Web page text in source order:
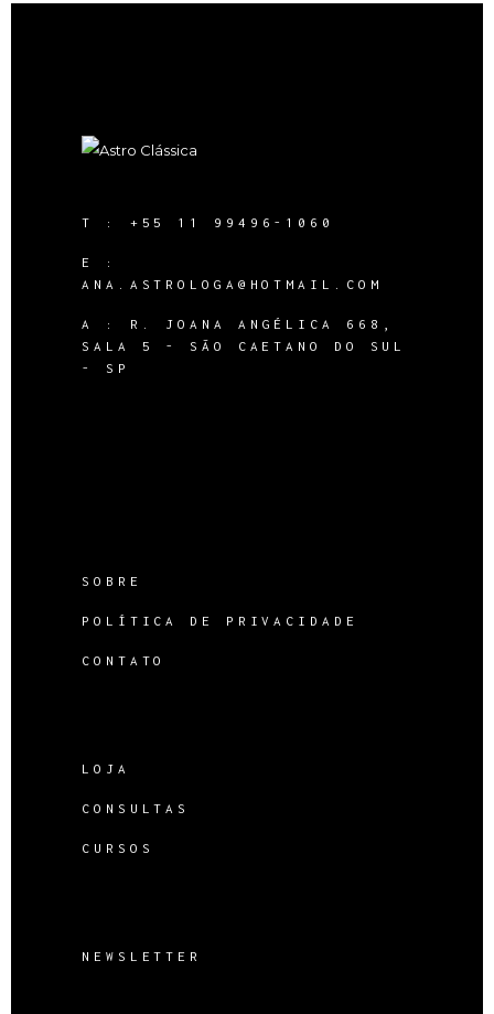
T : +55 11 99496-1060
E :
ANA.ASTROLOGA@HOTMAIL.COM
A :
R. JOANA ANGÉLICA 668,
SALA 5 - SÃO CAETANO DO SUL
- SP
SOBRE
POLÍTICA DE PRIVACIDADE
CONTATO
LOJA
CONSULTAS
CURSOS
NEWSLETTER